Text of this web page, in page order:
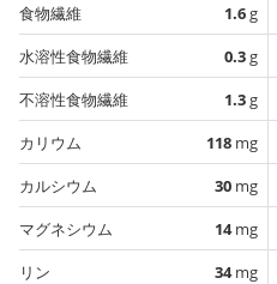
食物繊維
1.6g
水溶性食物繊維
0.3g
不溶性食物繊維
1.3g
カリウム
118 mg
カルシウム
30 mg
マグネシウム
14mg
リン
34mg